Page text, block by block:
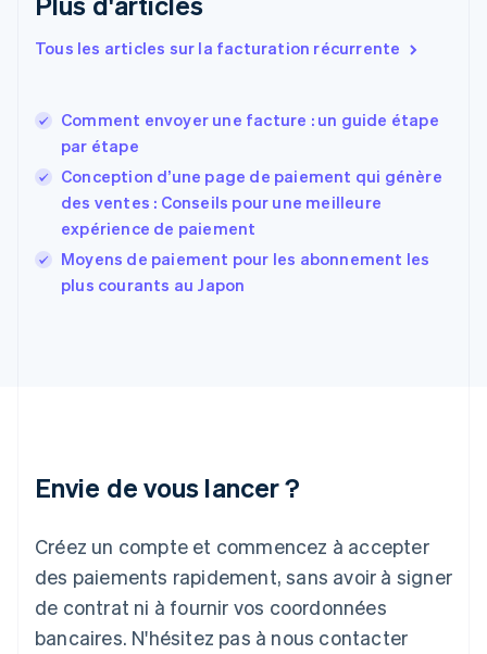
Tous les articles sur la facturation récurrente
Comment envoyer une facture : un guide étape
par étape
Conception d’une page de paiement qui génère
des ventes : Conseils pour une meilleure
expérience de paiement
Moyens de paiement pour les abonnement les
plus courants au Japon
Envie de vous lancer ?
Créez un compte et commencez à accepter
des paiements rapidement, sans avoir à signer
de contrat ni à fournir vos coordonnées
bancaires. N'hésitez pas à nous contacter
Espagne
Estonie
EnglishEspañol简体中文
Finlande
English Svenska
France
Français English
Gibraltar
English
Grèce
Japon
Lettonie
English
Liechtenstein
DeutschEnglish
Lituanie